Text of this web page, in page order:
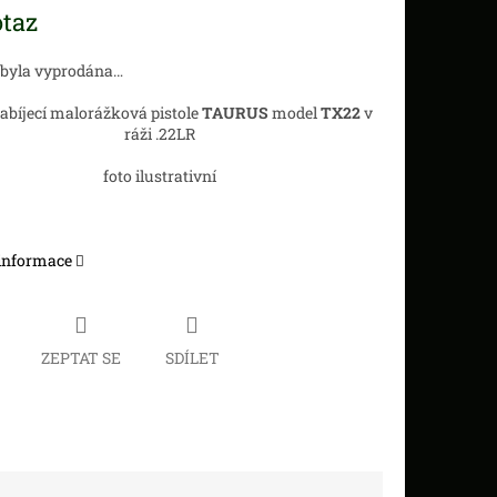
vyprodána…
malorážková pistoleTAURUS modelTX22v
ráži .22LR
foto ilustrativní
ZEPTAT SE SDÍLET